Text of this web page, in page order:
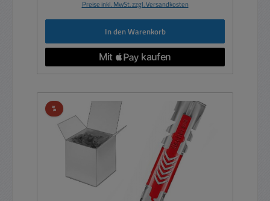
Preise inkl. MwSt. zzgl. Versandkosten
In den Warenkorb
%Rabatt